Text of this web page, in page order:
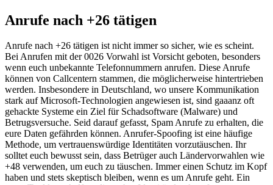
Anrufe nach +26 tätigen
Anrufe nach +26 tätigen ist nicht immer so sicher, wie es scheint.
Bei Anrufen mit der 0026 Vorwahl ist Vorsicht geboten, besonders
wenn euch unbekannte Telefonnummern anrufen. Diese Anrufe
können von Callcentern stammen, die möglicherweise hintertrieben
werden. Insbesondere in Deutschland, wo unsere Kommunikation
stark auf Microsoft-Technologien angewiesen ist, sind gaaanz oft
gehackte Systeme ein Ziel für Schadsoftware (Malware) und
Betrugsversuche. Seid darauf gefasst, Spam Anrufe zu erhalten, die
eure Daten gefährden können. Anrufer-Spoofing ist eine häufige
Methode, um vertrauenswürdige Identitäten vorzutäuschen. Ihr
solltet euch bewusst sein, dass Betrüger auch Ländervorwahlen wie
+48 verwenden, um euch zu täuschen. Immer einen Schutz im Kopf
haben und stets skeptisch bleiben, wenn es um Anrufe geht. Ein